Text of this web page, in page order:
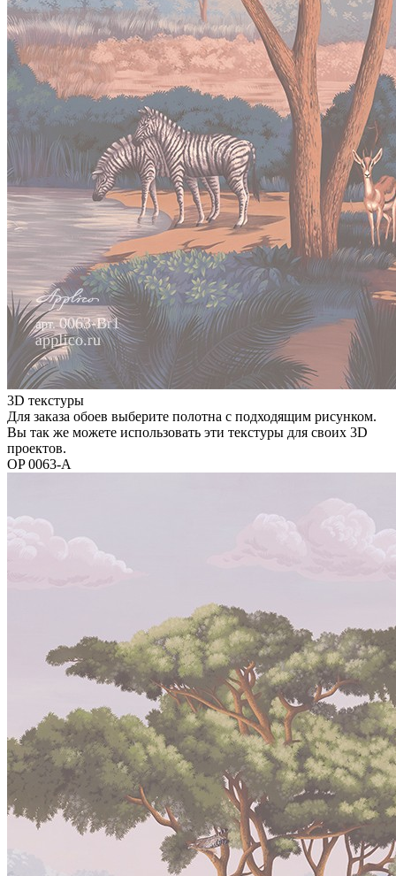
3D текстуры
Для заказа обоев выберите полотна с подходящим рисунком.
Вы так же можете использовать эти текстуры для своих 3D
проектов.
OP 0063-A